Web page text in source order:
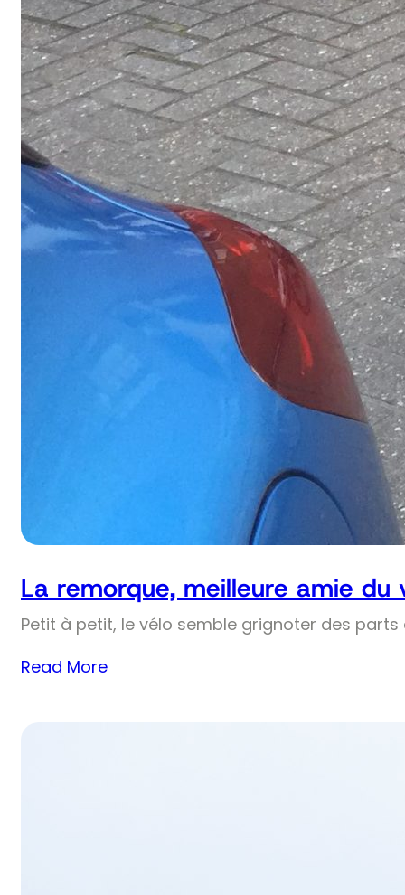
La remorque, meilleure amie du
Petit à petit, le vélo semble grignoter des
Read More